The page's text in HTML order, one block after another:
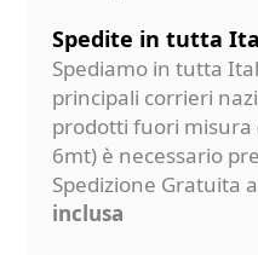
Spedite in tutta
Spediamo in tutta
principali corrieri
prodotti fuori misura
6mt) è necessario
Spedizione Gratuita
inclusa